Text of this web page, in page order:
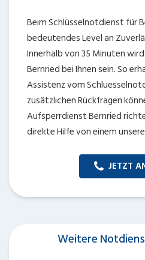
Beim Schlüsselnotdienst für
bedeutendes Level an
Innerhalb von 35 Minuten
Bernried bei Ihnen sein. So
Assistenz vom
zusätzlichen Rückfragen
Aufsperrdienst Bernried
direkte Hilfe von einem
JETZT
Weitere